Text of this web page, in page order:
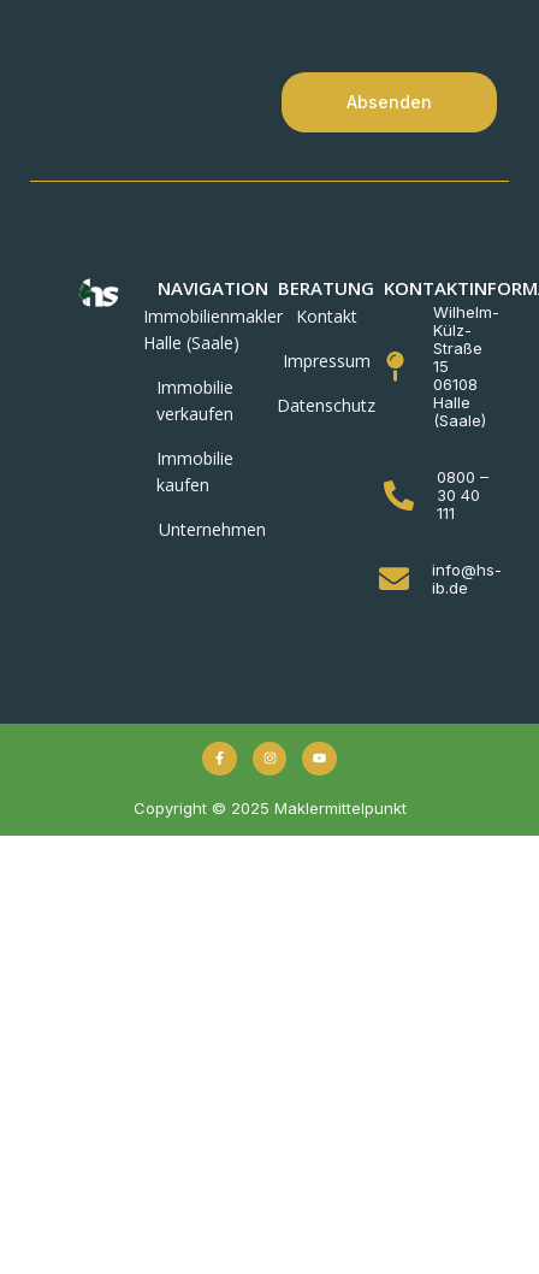
Absenden
NAVIGATION
Immobilienmakler
Halle (Saale)
Immobilie
verkaufen
Immobilie
kaufen
Unternehmen
BERATUNG
Kontakt
Impressum
Datenschutz
Wilhelm-
Külz-
Straße
15
06108
Halle
(Saale)
0800 –
30 40
111
info@hs-
ib.de
Copyright © 2025 Maklermittelpunkt